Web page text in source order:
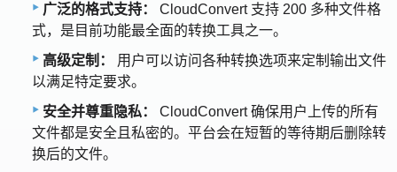
广泛的格式支持：
CloudConvert 支持 200 多种文件格
式，是目前功能最全面的转换工具之一。
高级定制：
用户可以访问各种转换选项来定制输出文件
以满足特定要求。
安全并尊重隐私：
CloudConvert 确保用户上传的所有
文件都是安全且私密的。平台会在短暂的等待期后删除转
换后的文件。